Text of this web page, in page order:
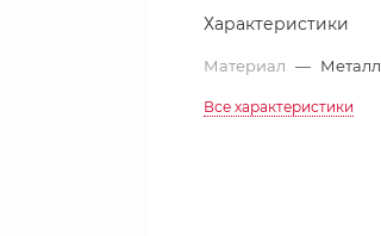
Характеристики
Материал — Металл
Все характеристики